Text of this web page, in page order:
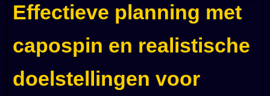
Effectieve planning met
capospin en realistische
doelstellingen voor